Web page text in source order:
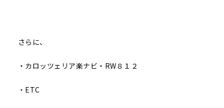
さらに、
・カロッツェリア楽ナビ・RW８１２
・ETC